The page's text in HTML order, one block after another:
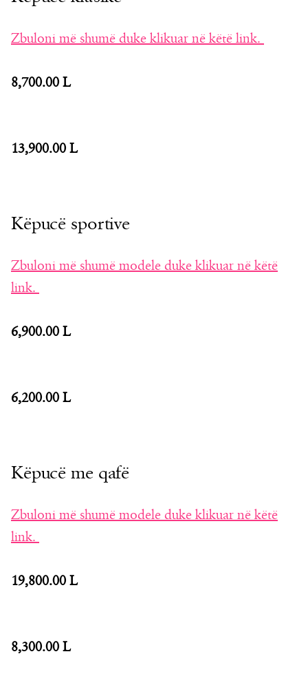
Zbuloni më shumë duke klikuar në këtë link.
8,700.00 L
13,900.00 L
Këpucë sportive
Zbuloni më shumë modele duke klikuar në këtë
link.
6,900.00 L
6,200.00 L
Këpucë me qafë
Zbuloni më shumë modele duke klikuar në këtë
link.
19,800.00 L
8,300.00 L